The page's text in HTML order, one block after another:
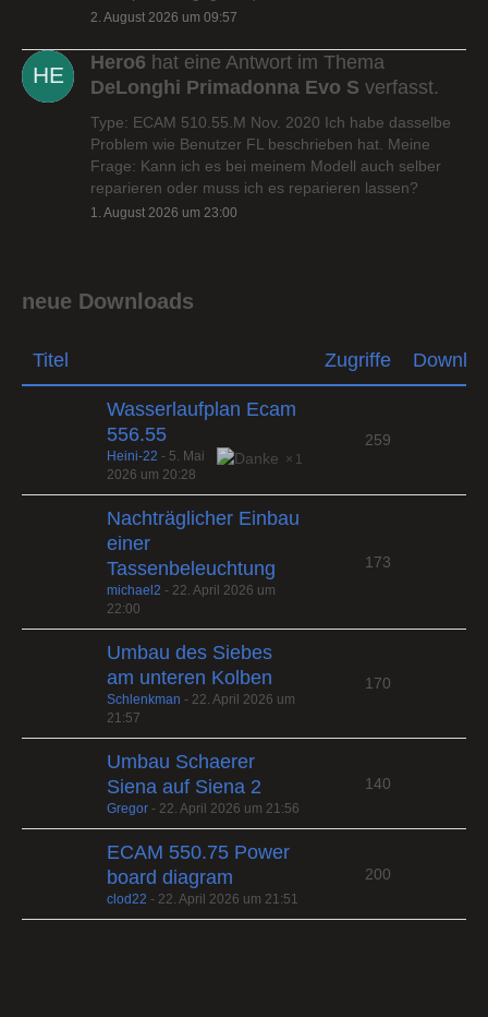
2. August 2026 um 09:57
Hero6 hat eine Antwort im Thema
DeLonghi Primadonna Evo S verfasst.
Type: ECAM 510.55.M Nov. 2020 Ich habe dasselbe
Problem wie Benutzer FL beschrieben hat. Meine
Frage: Kann ich es bei meinem Modell auch selber
reparieren oder muss ich es reparieren lassen?
1. August 2026 um 23:00
neue Downloads
Titel Zugriffe
Wasserlaufplan Ecam
556.55
1
Heini-22 - 5. Mai
2026 um 20:28
259
Nachträglicher Einbau
einer
Tassenbeleuchtung
michael2 - 22. April 2026 um
22:00
173
Umbau des Siebes
am unteren Kolben
Schlenkman - 22. April 2026 um
21:57
170
Umbau Schaerer
Siena auf Siena 2
Gregor - 22. April 2026 um 21:56
140
ECAM 550.75 Power
board diagram
clod22 - 22. April 2026 um 21:51
200